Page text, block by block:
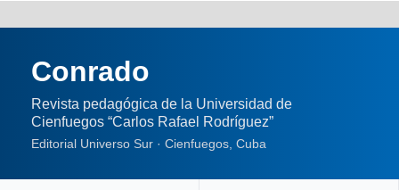
Conrado
Revista pedagógica de la Universidad de
Cienfuegos “Carlos Rafael Rodríguez”
Editorial Universo Sur · Cienfuegos, Cuba